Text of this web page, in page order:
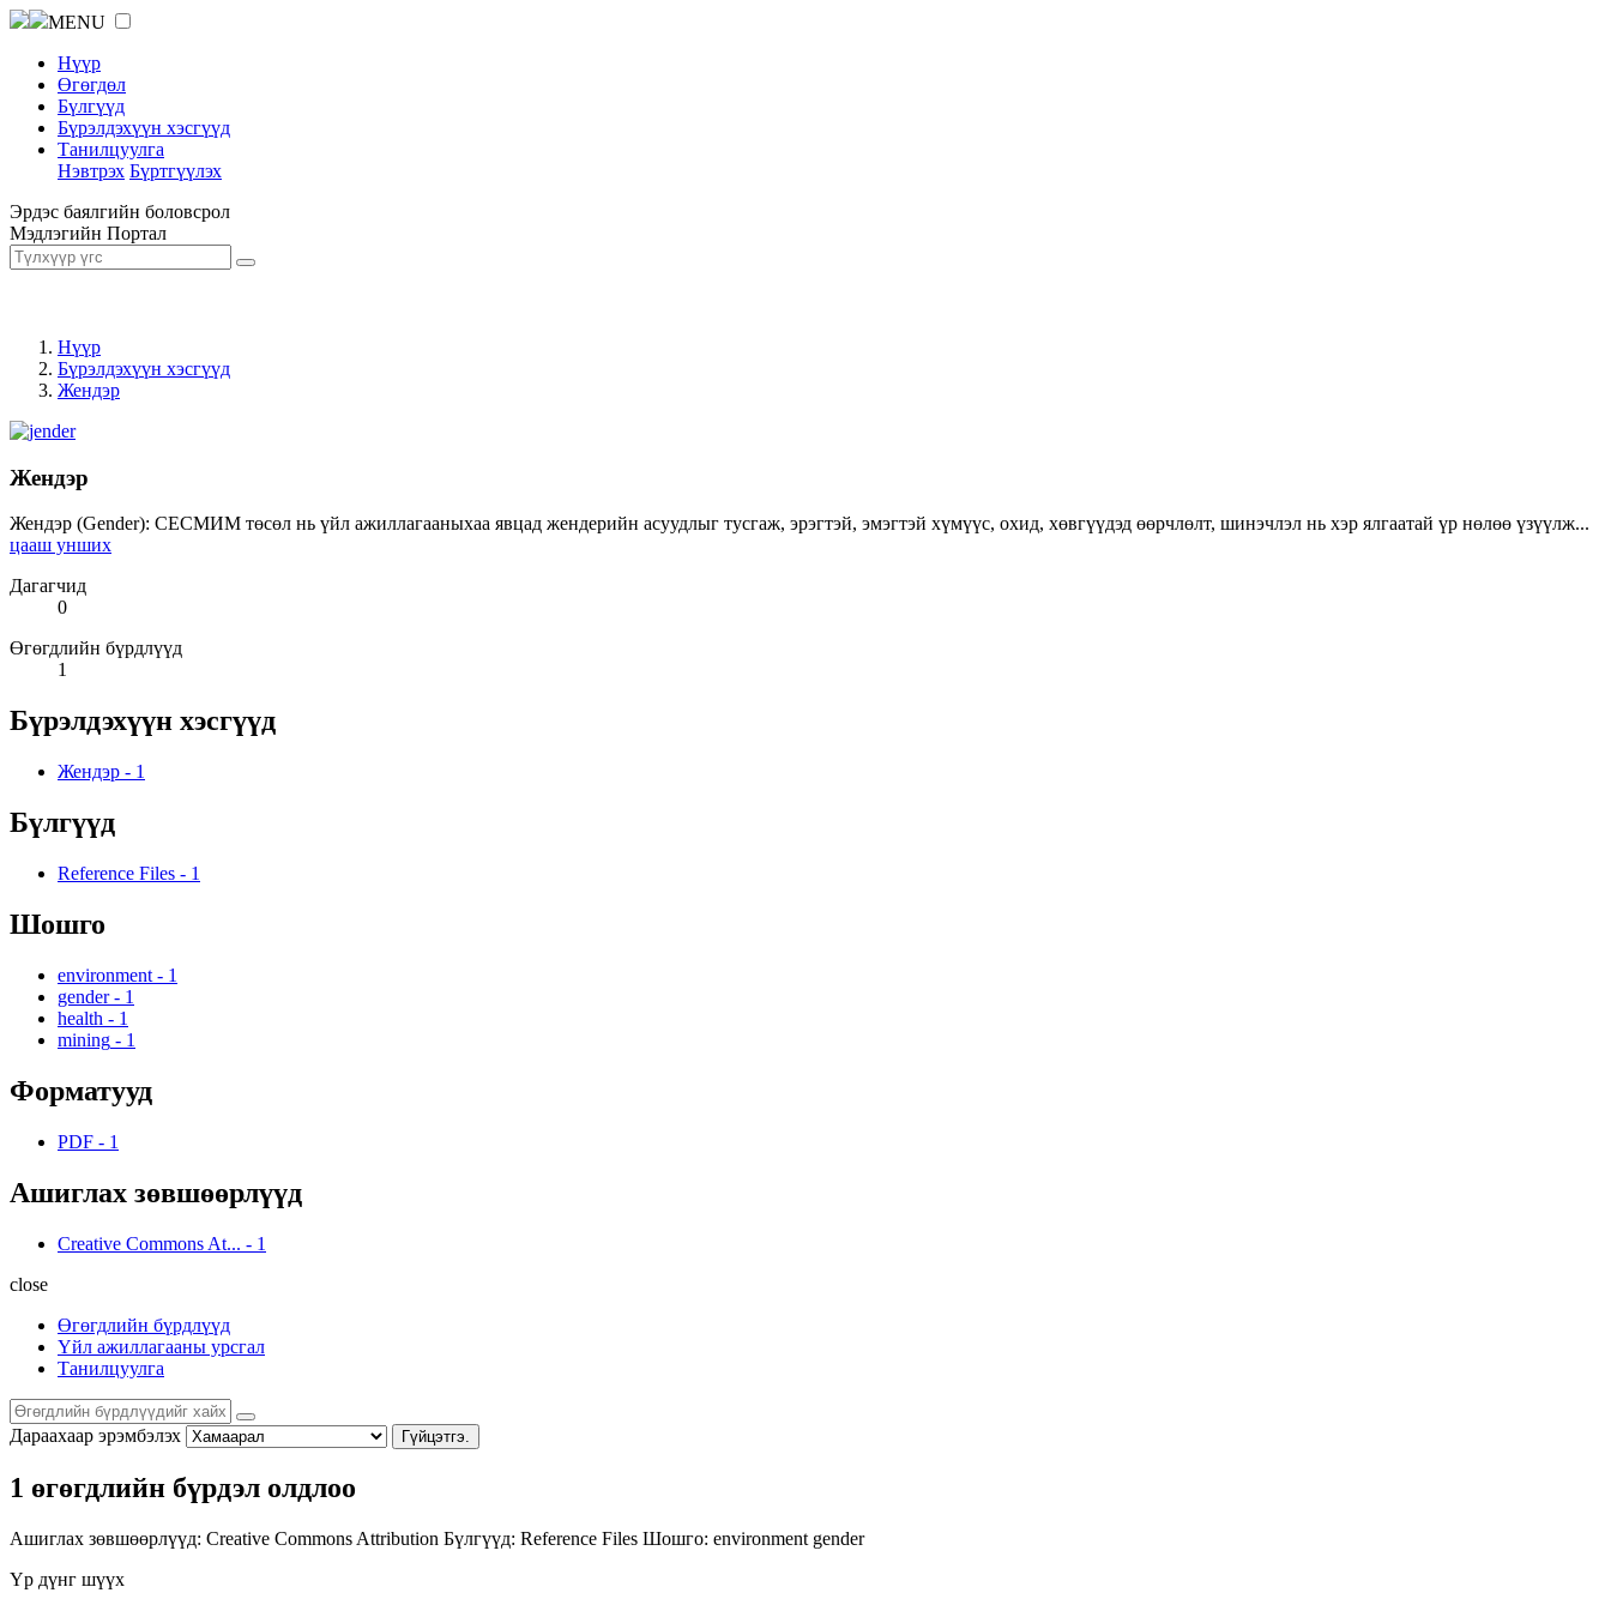
MENU
Нүүр
Өгөгдөл
Бүлгүүд
Бүрэлдэхүүн хэсгүүд
Танилцуулга
Нэвтрэх Бүртгүүлэх
Эрдэс баялгийн боловсрол
Мэдлэгийн Портал
Нүүр
Бүрэлдэхүүн хэсгүүд
Жендэр
Жендэр
Жендэр (Gender): СЕСМИМ төсөл нь үйл ажиллагааныхаа явцад жендерийн асуудлыг тусгаж, эрэгтэй, эмэгтэй хүмүүс, охид, хөвгүүдэд өөрчлөлт, шинэчлэл нь хэр ялгаатай үр нөлөө үзүүлж...
цааш унших
Дагагчид
0
Өгөгдлийн бүрдлүүд
1
Бүрэлдэхүүн хэсгүүд
Жендэр - 1
Бүлгүүд
Reference Files - 1
Шошго
environment - 1
gender - 1
health - 1
mining - 1
Форматууд
PDF - 1
Ашиглах зөвшөөрлүүд
Creative Commons At... - 1
close
Өгөгдлийн бүрдлүүд
Үйл ажиллагааны урсгал
Танилцуулга
Дараахаар эрэмбэлэх Гүйцэтгэ.
1 өгөгдлийн бүрдэл олдлоо
Ашиглах зөвшөөрлүүд: Creative Commons Attribution Бүлгүүд: Reference Files Шошго: environment gender
Үр дүнг шүүх